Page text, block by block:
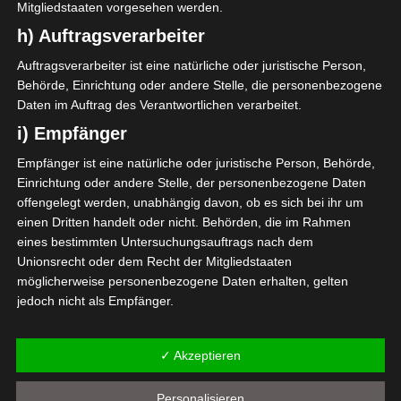
Ligue 1 Pro Tunesien 2025/2026
25 Okt. 2025- 14:30
Jeunesse Sportive
Kairouanaise (JSK)
1 3
25 Okt. 2025- 14:30
Étoile Sportive de
Métlaoui (ESM)
1 0
Avenir Sportif de Gabès
(ASG)
Stade Municipal de Métlaoui
26 Okt. 2025 -14:30
Olympique de Béjà (OB)
0 3
26 Okt. 2025-14:30
0 0
Mitgliedstaaten vorgesehen werden.
h) Auftragsverarbeiter
Auftragsverarbeiter ist eine natürliche oder juristische Person,
Behörde, Einrichtung oder andere Stelle, die personenbezogene
Daten im Auftrag des Verantwortlichen verarbeitet.
i) Empfänger
Empfänger ist eine natürliche oder juristische Person, Behörde,
Einrichtung oder andere Stelle, der personenbezogene Daten
offengelegt werden, unabhängig davon, ob es sich bei ihr um
einen Dritten handelt oder nicht. Behörden, die im Rahmen
eines bestimmten Untersuchungsauftrags nach dem
Unionsrecht oder dem Recht der Mitgliedstaaten
möglicherweise personenbezogene Daten erhalten, gelten
jedoch nicht als Empfänger.
Dritter ist eine natürliche oder juristische Person, Behörde,
Einrichtung oder andere Stelle außer der betroffenen Person,
✓ Akzeptieren